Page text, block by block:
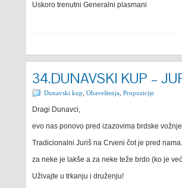
Uskoro trenutni Generalni plasmani
34.DUNAVSKI KUP –
Dunavski kup Obaveštenja Propozicije
Dragi Dunavci,
evo nas ponovo pred izazovima brdske
Tradicionalni Juriš na Crveni čot je pred
za neke je lakše a za neke teže brdo (ko je
Uživajte u trkanju i druženju!